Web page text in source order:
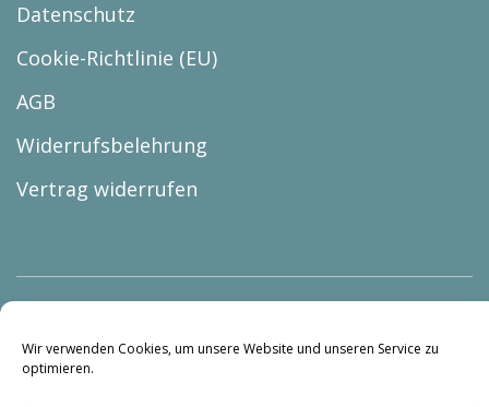
Wir verwenden Cookies, um unsere Website und unseren Service zu
optimieren.
Datenschutz
Cookie-Richtlinie (EU)
AGB
Widerrufsbelehrung
Vertrag widerrufen
© Copyright 2026 |